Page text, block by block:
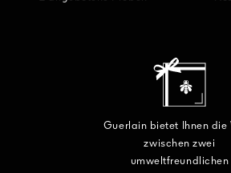
Guerlain bietet Ihnen die
zwischen zwei
umweltfreundlichen